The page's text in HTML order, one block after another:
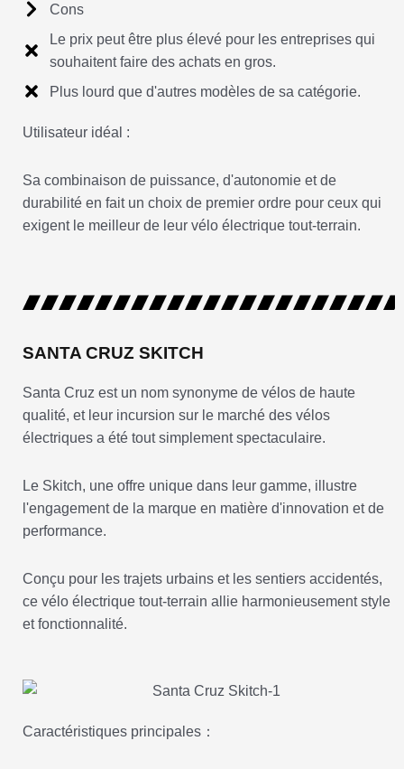
Cons
Le prix peut être plus élevé pour les entreprises qui
souhaitent faire des achats en gros.
Plus lourd que d'autres modèles de sa catégorie.
Utilisateur idéal :
Sa combinaison de puissance, d'autonomie et de
durabilité en fait un choix de premier ordre pour ceux qui
exigent le meilleur de leur vélo électrique tout-terrain.
SANTA CRUZ SKITCH
Santa Cruz est un nom synonyme de vélos de haute
qualité, et leur incursion sur le marché des vélos
électriques a été tout simplement spectaculaire.
Le Skitch, une offre unique dans leur gamme, illustre
l'engagement de la marque en matière d'innovation et de
performance.
Conçu pour les trajets urbains et les sentiers accidentés,
ce vélo électrique tout-terrain allie harmonieusement style
et fonctionnalité.
Caractéristiques principales：